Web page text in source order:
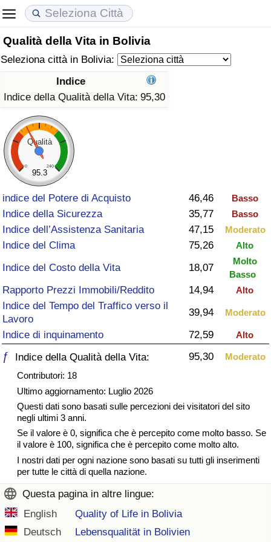
Qualità della Vita in Bolivia
Seleziona città in Bolivia:
Indice
Indice della Qualità della Vita: 95,30
Qualità
0 240
95.3
indice del Potere di Acquisto 46,46 Basso
Indice della Sicurezza 35,77 Basso
Indice dell’Assistenza Sanitaria 47,15 Moderato
Indice del Clima 75,26 Alto
Indice del Costo della Vita 18,07
Molto
Basso
Rapporto Prezzi Immobili/Reddito 14,94 Alto
Indice del Tempo del Traffico verso il
Lavoro
39,94 Moderato
Indice di inquinamento 72,59 Alto
ƒ Indice della Qualità della Vita: 95,30
Moderato
Contributori: 18
Ultimo aggiornamento: Luglio 2026
Questi dati sono basati sulle percezioni dei visitatori del sito
negli ultimi 3 anni.
Se il valore è 0, significa che è percepito come molto basso. Se
il valore è 100, significa che è percepito come molto alto.
I nostri dati per ogni nazione sono basati su tutti gli inserimenti
per tutte le città di quella nazione.
Questa pagina in altre lingue:
English
Quality of Life in Bolivia
Deutsch
Lebensqualität in Bolivien
Costo della vita
Indice Del Costo Della Vita (corrente)
Indice Del Costo Della Vita
Indice del Costo della Vita per Nazione
ad Aqaba
Prezzi degli immobili
Indice del Prezzo delle Case (Corrente)
Indice del Prezzo delle Case
Indice del Prezzo delle Case per Nazione
Qualità della Vita
Indice della Qualità della Vita
Indice della Qualità della Vita (Corrente)
Indice della qualità della vita per Paese
Criminalità
Indice del Tasso di Criminalità (Corrente)
Indice della Criminalità
Indice di criminalità per paese
Assistenza Sanitaria
Indice dell’Assistenza Sanitaria (Corrente)
Indice dell’Assistenza Sanitaria
Indice dell’Assistenza Sanitaria per
Inquinamento
Indice dell’Inquinamento (Corrente)
Indice di inquinamento
Indice dell’Inquinamento per Nazione